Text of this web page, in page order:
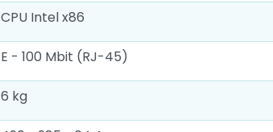
CPU Intel x86
E - 100 Mbit (RJ-45)
6 kg